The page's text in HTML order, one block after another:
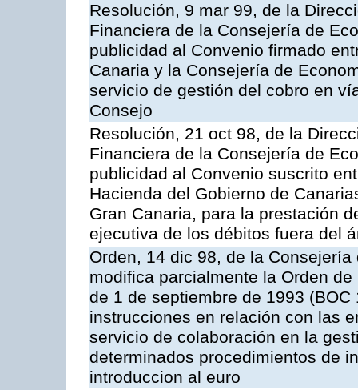
Resolución, 9 mar 99, de la
Financiera de la Consejería de
publicidad al Convenio firmado
Canaria y la Consejería de
servicio de gestión del cobro en
Consejo
Resolución, 21 oct 98, de la
Financiera de la Consejería de
publicidad al Convenio suscrito
Hacienda del Gobierno de
Gran Canaria, para la prestación
ejecutiva de los débitos fuera del
Orden, 14 dic 98, de la
modifica parcialmente la Orden
de 1 de septiembre de 1993
instrucciones en relación con las
servicio de colaboración en la
determinados procedimientos de
introduccion al euro